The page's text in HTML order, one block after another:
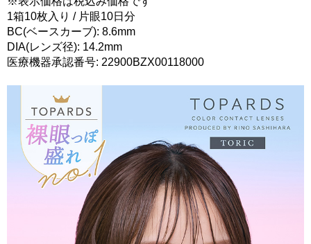
1箱10枚入り / 片眼10日分
BC(ベースカーブ): 8.6mm
DIA(レンズ径): 14.2mm
医療機器承認番号: 22900BZX00118000